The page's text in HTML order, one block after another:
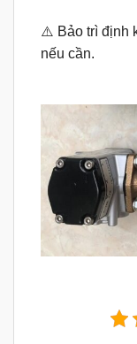
⚠️ Bảo trì định
nếu cần.